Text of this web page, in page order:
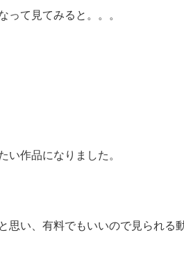
って見てみると。。。
い作品になりました。
と思い、有料でもいいので見られる